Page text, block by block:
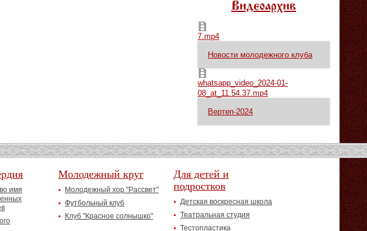
Видеоархив
7.mp4
7.mp4
Новости молодежного клуба
whatsapp_video_2024-01-08_at_11.54.37.mp4
whatsapp_video_2024-01-
08_at_11.54.37.mp4
Вертеп-2024
имя
Молодежный круг
Молодежный хор "Рассвет"
Футбольный клуб
Клуб "Красное солнышко"
Для детей и
подростков
Детская воскресная школа
Театральная студия
Тестопластика